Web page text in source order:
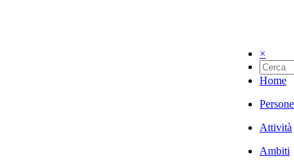
×
Home
Persone
Attività
Ambiti